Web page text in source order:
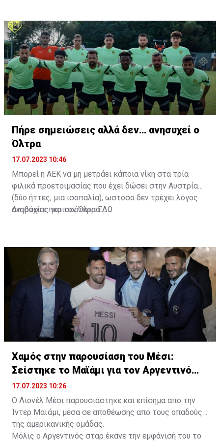
εξαιρετικά αθλητικά προσόντα, τάκλιν ακριβείας και
άριστη τοποθέτηση σε όλο τον χώρο του κέντρου.
Πήρε σημειώσεις αλλά δεν… ανησυχεί ο
Όλτρα
17.07.2023 10:46
Μπορεί η ΑΕΚ να μη μετράει κάποια νίκη στα τρία
φιλικά προετοιμασίας που έχει δώσει στην Αυστρία
(δύο ήττες, μια ισοπαλία), ωστόσο δεν τρέχει λόγος
ανησυχίας για τον Όλτρα.
Διαβάστε περισσότεραΕΔΩ
Χαμός στην παρουσίαση του Μέσι:
Σείστηκε το Μαϊάμι για τον Αργεντινό
σταρ
17.07.2023 10:26
Ο Λιονέλ Μέσι παρουσιάστηκε και επίσημα από την
Ίντερ Μαϊάμι, μέσα σε αποθέωσης από τους οπαδούς
της αμερικανικής ομάδας.
Μόλις ο Αργεντινός σταρ έκανε την εμφάνισή του το